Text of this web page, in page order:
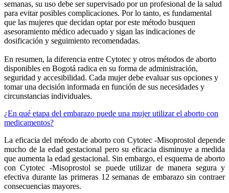
semanas, su uso debe ser supervisado por un profesional de la salud
para evitar posibles complicaciones. Por lo tanto, es fundamental
que las mujeres que decidan optar por este método busquen
asesoramiento médico adecuado y sigan las indicaciones de
dosificación y seguimiento recomendadas.
En resumen, la diferencia entre Cytotec y otros métodos de aborto
disponibles en Bogotá radica en su forma de administración,
seguridad y accesibilidad. Cada mujer debe evaluar sus opciones y
tomar una decisión informada en función de sus necesidades y
circunstancias individuales.
¿En qué etapa del embarazo puede una mujer utilizar el aborto con
medicamentos?
La eficacia del método de aborto con Cytotec -Misoprostol depende
mucho de la edad gestacional pero su eficacia disminuye a medida
que aumenta la edad gestacional. Sin embargo, el esquema de aborto
con Cytotec -Misoprostol se puede utilizar de manera segura y
efectiva durante las primeras 12 semanas de embarazo sin contraer
consecuencias mayores.